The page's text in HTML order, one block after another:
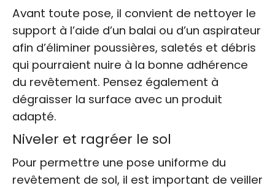
Avant toute pose, il convient de nettoyer le
support à l’aide d’un balai ou d’un aspirateur
afin d’éliminer poussières, saletés et débris
qui pourraient nuire à la bonne adhérence
du revêtement. Pensez également à
dégraisser la surface avec un produit
adapté.
Niveler et ragréer le sol
Pour permettre une pose uniforme du
revêtement de sol, il est important de veiller